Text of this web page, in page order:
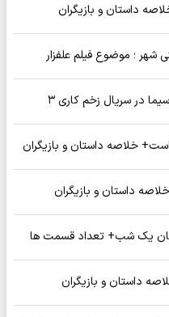
داستان و بازیگران
شهر ؛ موضوع فیلم علفزار
در سریال زخم کاری ۳
خلاصه داستان و بازیگران
داستان و بازیگران
یک شب+ تعداد قسمت ها
داستان و بازیگران